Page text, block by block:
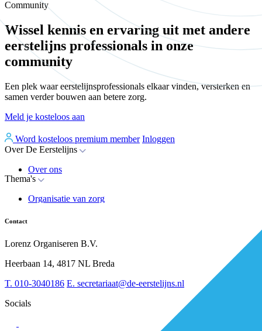
Community
Wissel kennis en ervaring uit met andere
eerstelijns professionals in onze
community
Een plek waar eerstelijnsprofessionals elkaar vinden, versterken en
samen verder bouwen aan betere zorg.
Meld je kosteloos aan
Word kosteloos premium member Inloggen
Over De Eerstelijns
Over ons
Nieuws
Whitepapers
Over BiancAI
Thema's
Organisatie van zorg
Digitalisering
Leiderschap & samenwerking
Sociaal domein
Contact
Lorenz Organiseren B.V.
Heerbaan 14, 4817 NL Breda
T. 010-3040186 E. secretariaat@de-eerstelijns.nl
Socials